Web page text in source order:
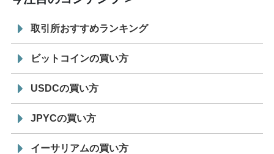
取引所おすすめランキング
ビットコインの買い方
USDCの買い方
JPYCの買い方
イーサリアムの買い方